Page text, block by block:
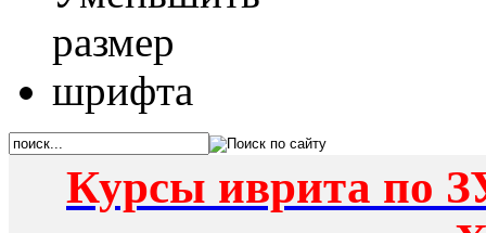
Курсы иврита по